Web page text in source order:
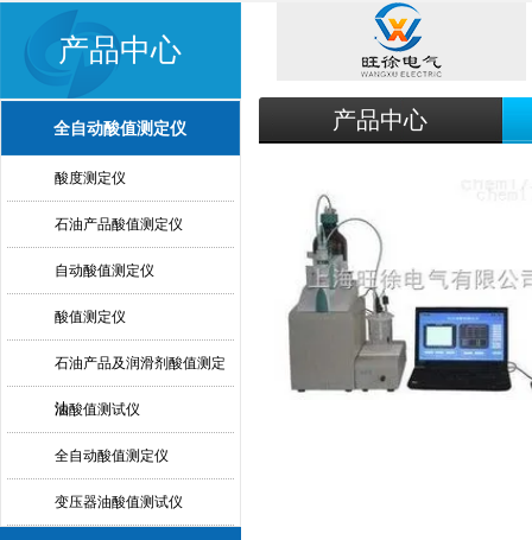
产品中心
全自动酸值测定仪
酸度测定仪
石油产品酸值测定仪
自动酸值测定仪
酸值测定仪
石油产品及润滑剂酸值测定
法
油酸值测试仪
全自动酸值测定仪
变压器油酸值测试仪
产品中心